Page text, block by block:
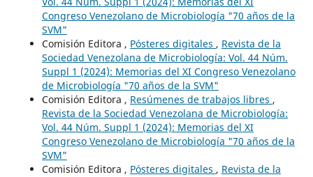
Congreso Venezolano de Microbiología "70 años de la
SVM"
Comisión Editora , Pósteres digitales , Revista de la
Sociedad Venezolana de Microbiología: Vol. 44 Núm.
Suppl 1 (2024): Memorias del XI Congreso Venezolano
de Microbiología "70 años de la SVM"
Comisión Editora , Resúmenes de trabajos libres ,
Revista de la Sociedad Venezolana de Microbiología:
Vol. 44 Núm. Suppl 1 (2024): Memorias del XI
Congreso Venezolano de Microbiología "70 años de la
SVM"
Comisión Editora , Pósteres digitales , Revista de la